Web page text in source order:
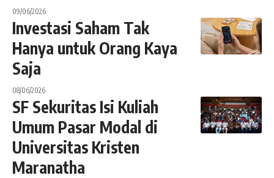
09/06/2026
Investasi Saham Tak
Hanya untuk Orang Kaya
Saja
08/06/2026
SF Sekuritas Isi Kuliah
Umum Pasar Modal di
Universitas Kristen
Maranatha